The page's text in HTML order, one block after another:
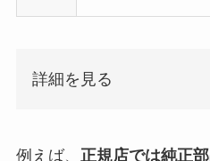
詳細を見る
例えば、 正規店では純正